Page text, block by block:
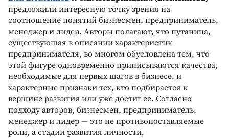
предложили интересную точку зрения на
соотношение понятий бизнесмен, предприниматель,
менеджер и лидер. Авторы полагают, что путаница,
существующая в описании характеристик
предпринимателя, во многом обусловлена тем, что
этой фигуре одновременно приписываются качества,
необходимые для первых шагов в бизнесе, и
характерные признаки тех, кто подбирается к
вершине развития или уже достиг ее. Согласно
подходу авторов, бизнесмен, предприниматель,
менеджер и лидер — это не противопоставляемые
роли, а стадии развития личности,